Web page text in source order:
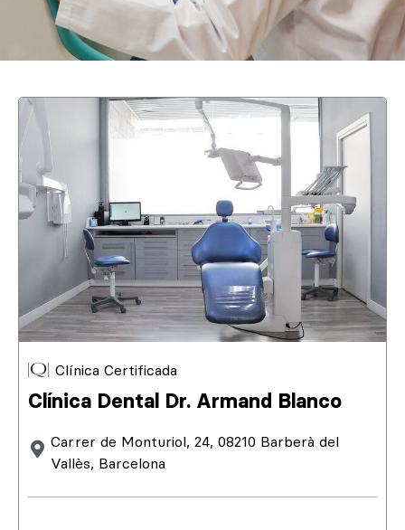
Clínica Certificada
Clínica Dental Dr. Armand Blanco
Carrer de Monturiol, 24, 08210 Barberà del
Vallès, Barcelona